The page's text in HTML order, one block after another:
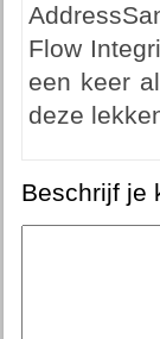
Flow
een keer
deze
Beschrijf je